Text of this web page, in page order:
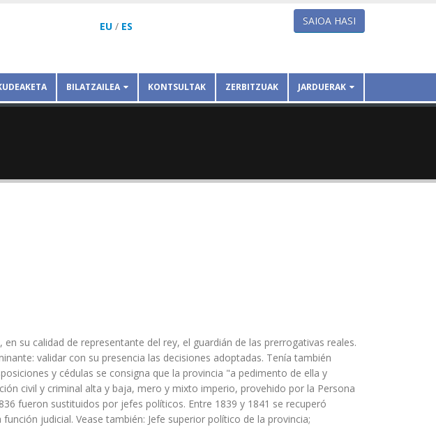
EU / ES SAIOA HASI
BILATZAILEA KONTSULTAK ZERBITZUAK JARDUERAK
su calidad de representante del rey, el guardián de las prerrogativas reales.
validar con su presencia las decisiones adoptadas. Tenía también
y cédulas se consigna que la provincia "a pedimento de ella y
civil y criminal alta y baja, mero y mixto imperio, provehido por la Persona
fueron sustituidos por jefes políticos. Entre 1839 y 1841 se recuperó
judicial. Vease también: Jefe superior político de la provincia;